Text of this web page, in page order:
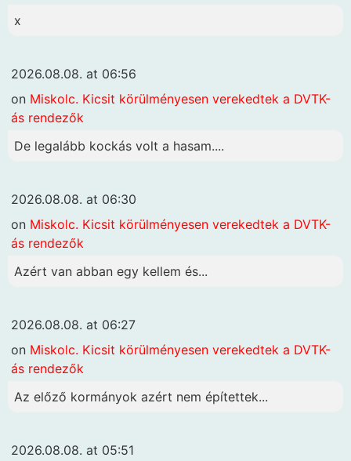
x
2026.08.08. at 06:56
on Miskolc. Kicsit körülményesen verekedtek a DVTK-
ás rendezők
De legalább kockás volt a hasam....
2026.08.08. at 06:30
on Miskolc. Kicsit körülményesen verekedtek a DVTK-
ás rendezők
Azért van abban egy kellem és...
2026.08.08. at 06:27
on Miskolc. Kicsit körülményesen verekedtek a DVTK-
ás rendezők
Az előző kormányok azért nem építettek...
2026.08.08. at 05:51